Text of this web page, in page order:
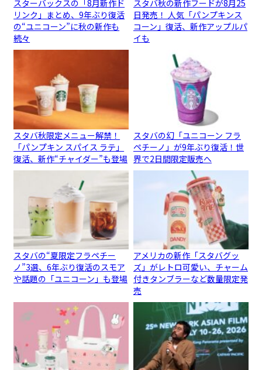
スターバックスの「8月新作ド
リンク」まとめ、9年ぶり復活
の“ユニコーン”に秋の新作も
続々
スタバ秋の新作フードが8月25
日発売！ 人気「パンプキンス
コーン」復活、新作アップルパ
イも
スタバ秋限定メニュー解禁！
「パンプキン スパイス ラテ」
復活、新作“チャイダー”も登場
スタバの幻「ユニコーン フラ
ペチーノ」が9年ぶり復活！世
界で2日間限定販売へ
スタバの“夏限定フラペチー
ノ”3選、6年ぶり復活のスモア
や話題の「ユニコーン」も登場
アメリカの新作「スタバグッ
ズ」がレトロ可愛い、チャーム
付きタンブラーなど数量限定発
売